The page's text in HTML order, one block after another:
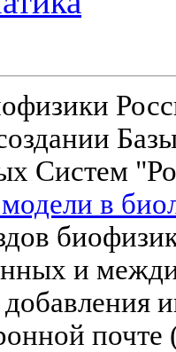
Систем
в
и
почте